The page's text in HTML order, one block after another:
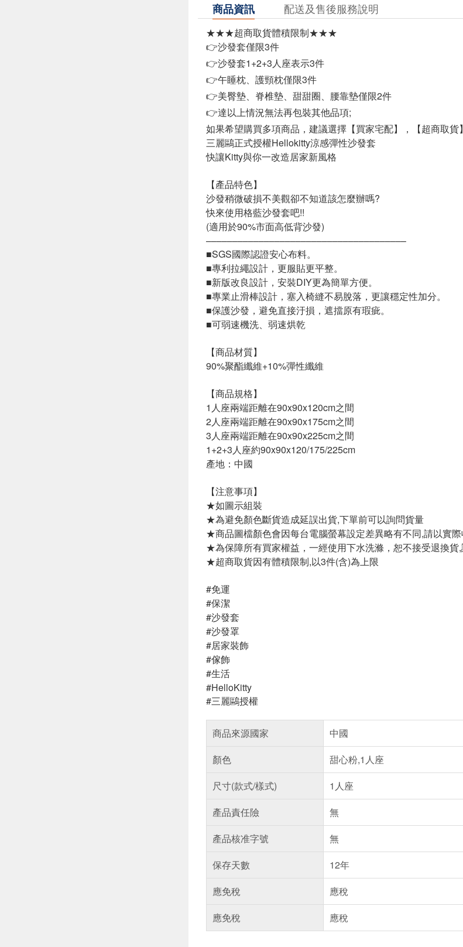
商品資訊 配送及售後服務說明
★★★超商取貨體積限制★★★
👉沙發套僅限3件
👉沙發套1+2+3人座表示3件
👉午睡枕、護頸枕僅限3件
👉美臀墊、脊椎墊、甜甜圈、腰靠墊僅限2件
👉達以上情況無法再包裝其他品項;
如果希望購買多項商品，建議選擇【買家宅配】，【超商取
三麗鷗正式授權Hellokitty涼感彈性沙發套
快讓Kitty與你一改造居家新風格
【產品特色】
沙發稍微破損不美觀卻不知道該怎麼辦嗎?
快來使用格藍沙發套吧!!
(適用於90%市面高低背沙發)
––––––––––––––––––––––––––––––––––––––
■SGS國際認證安心布料。
■專利拉繩設計，更服貼更平整。
■新版改良設計，安裝DIY更為簡單方便。
■專業止滑棒設計，塞入椅縫不易脫落，更讓穩定性加分。
■保護沙發，避免直接汙損，遮擋原有瑕疵。
■可弱速機洗、弱速烘乾
【商品材質】
90%聚酯纖維+10%彈性纖維
【商品規格】
1人座兩端距離在90x90x120cm之間
2人座兩端距離在90x90x175cm之間
3人座兩端距離在90x90x225cm之間
1+2+3人座約90x90x120/175/225cm
產地：中國
【注意事項】
★如圖示組裝
★為避免顏色斷貨造成延誤出貨,下單前可以詢問貨量
★商品圖檔顏色會因每台電腦螢幕設定差異略有不同,請以實
★為保障所有買家權益，一經使用下水洗滌，恕不接受退換貨,
★超商取貨因有體積限制,以3件(含)為上限
#免運
#保潔
#沙發套
#沙發罩
#居家裝飾
#傢飾
#生活
#HelloKitty
#三麗鷗授權
商品來源國家
中國
顏色
甜心粉,1人座
尺寸(款式/樣式)
1人座
產品責任險
無
產品核准字號
無
保存天數
12年
應免稅
應稅
應免稅
應稅